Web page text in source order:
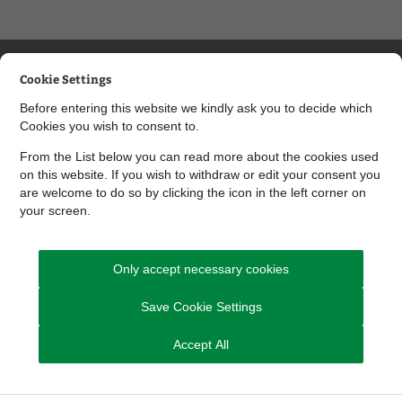
Kontakt Vej og Trafik
Send Digital Post til Vej, Trafik og Mobilitet
Send Digital Post til Driftsteamet
Send Digital Post til Anlægsteamet
Send Digital Post til Mobilitetsteamet
Tlf. 8794 7770
Vi har åben på telefonen
Mandag, tirsdag og onsdag: kl. 09.00 - 13.00
Torsdag: kl. 13.00 - 17.00
Cookie Settings
Before entering this website we kindly ask you to decide which
Cookies you wish to consent to.
From the List below you can read more about the cookies used
on this website. If you wish to withdraw or edit your consent you
are welcome to do so by clicking the icon in the left corner on
your screen.
Only accept necessary cookies
Save Cookie Settings
Accept All